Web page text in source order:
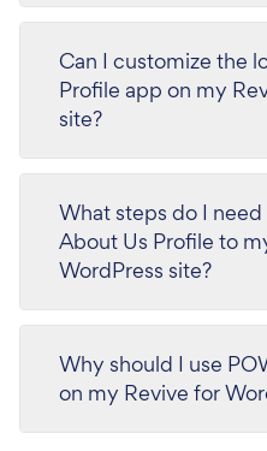
Can I customize the
Profile app on my
site?
What steps do I
About Us Profile to
WordPress site?
Why should I use
on my Revive for